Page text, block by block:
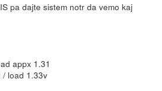
pa dajte sistem notr da vemo kaj
appx 1.31
/ load 1.33v